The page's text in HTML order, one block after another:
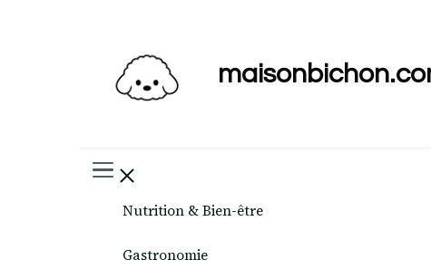
Nutrition & Bien-être
Gastronomie